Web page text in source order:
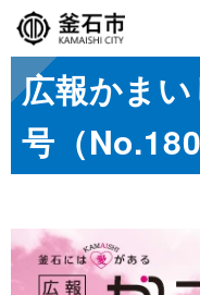
広報かま
号（